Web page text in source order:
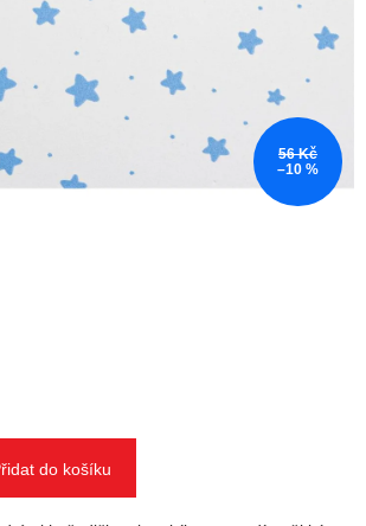
56 Kč
–10 %
do košíku